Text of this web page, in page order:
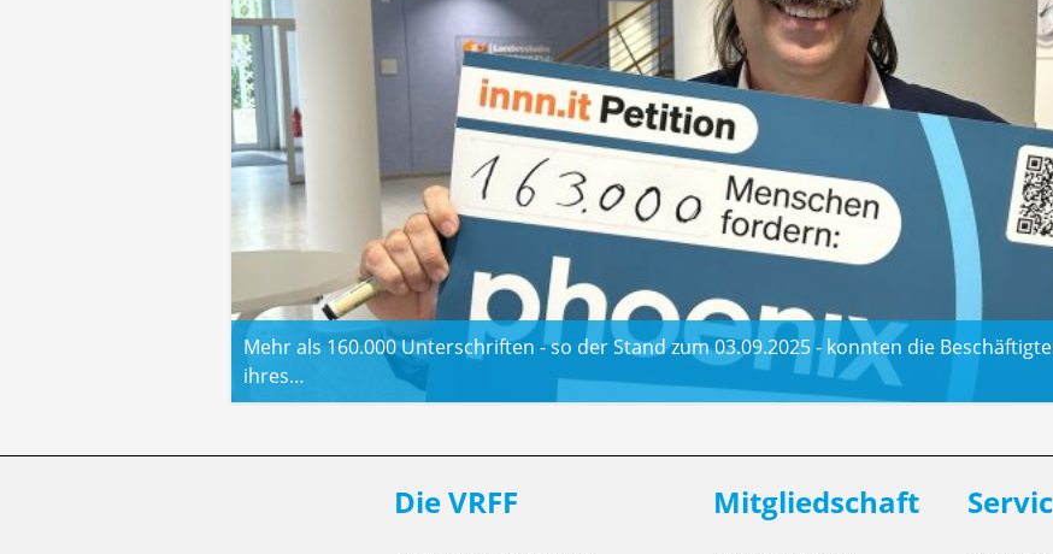
Mehr als 160.000 Unterschriften - so der Stand zum 03.09.2025 - konnten die
ihres…
Die VRFF Mitgliedschaft